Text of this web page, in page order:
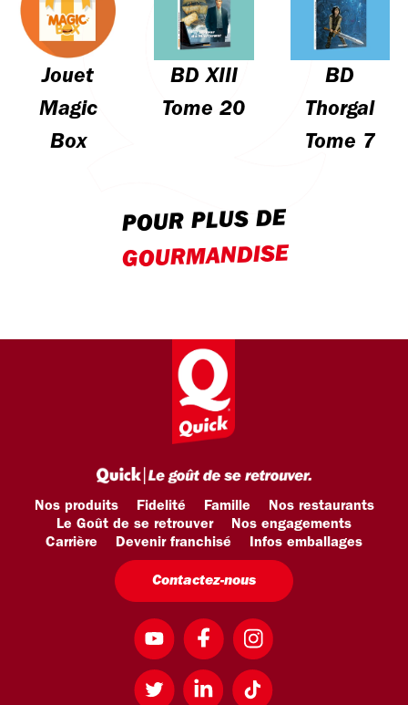
Jouet
Magic
Box
BD XIII
Tome 20
BD
Thorgal
Tome 7
POUR PLUS DE
GOURMANDISE
Nos produits Fidelité Famille
Nos restaurants
Le Goût de se retrouver
Nos engagements
Carrière
Devenir franchisé Infos emballages
Contactez-nous